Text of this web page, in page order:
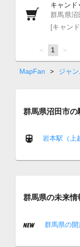
キャンド
群馬県沼
[キャン
page
You're
on
page
1 page
MapFan > ジャ
群馬県沼田市の
岩本駅（上
群馬県の未来情
群馬県の